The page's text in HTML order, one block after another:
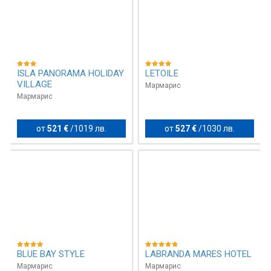
ISLA PANORAMA HOLIDAY
VILLAGE
Мармарис
от521 € / 1019 лв.
LETOILE
Мармарис
от527 €/ 1030 лв.
BLUE BAY STYLE
Мармарис
LABRANDA MARES HOTEL
Мармарис